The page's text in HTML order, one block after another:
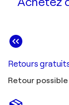
Retours
Retour